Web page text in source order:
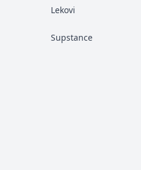
Lekovi
Supstance